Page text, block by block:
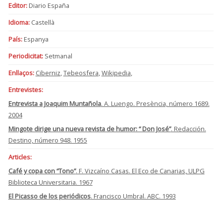
Editor:Diario España
Idioma:Castellà
País:Espanya
Periodicitat:Setmanal
Enllaços: Ciberniz Tebeosfera Wikipedia
Entrevistes:
Entrevista a Joaquim Muntañola. A. Luengo. Presència, número 1689.
2004
Mingote dirige una nueva revista de humor: “ Don José”. Redacción.
Destino, número 948. 1955
Articles:
Café y copa con “Tono”. F. Vizcaíno Casas. El Eco de Canarias, ULPG
Biblioteca Universitaria. 1967
El Picasso de los periódicos. Francisco Umbral. ABC. 1993